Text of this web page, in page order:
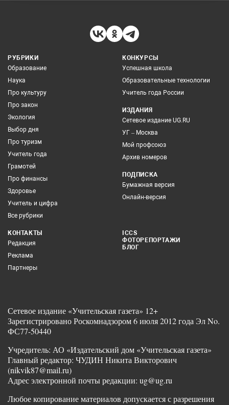
РУБРИКИ
Образование
Наука
Про культуру
Про закон
Экология
Выбор дня
Про туризм
Учитель года
Грамотей
Про финансы
Здоровье
Учитель и цифра
Все рубрики
КОНКУРСЫ
Успешная школа
Образовательные технологии
Учитель года России
ИЗДАНИЯ
Сетевое издание UG.RU
УГ – Москва
Мой профсоюз
Архив номеров
ПОДПИСКА
Бумажная версия
Онлайн-версия
КОНТАКТЫ
Редакция
Реклама
Партнеры
ICCS
ФОТОРЕПОРТАЖИ
БЛОГ
Сетевое издание «Учительская газета» 12+
Зарегистрировано Роскомнадзором 6 июля 2012 года Эл No.
ФС77-50440
Учредитель: АО «Издательский дом «Учительская газета»
Главный редактор: ЧУДИН Никита Викторович
(nikvik87@mail.ru)
Адрес электронной почты редакции: ug@ug.ru
Любое копирование материалов допускается с разрешения